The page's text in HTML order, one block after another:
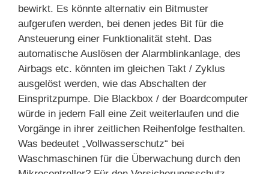
bewirkt. Es könnte alternativ ein Bitmuster
aufgerufen werden, bei denen jedes Bit für die
Ansteuerung einer Funktionalität steht. Das
automatische Auslösen der Alarmblinkanlage, des
Airbags etc. könnten im gleichen Takt / Zyklus
ausgelöst werden, wie das Abschalten der
Einspritzpumpe. Die Blackbox / der Boardcomputer
würde in jedem Fall eine Zeit weiterlaufen und die
Vorgänge in ihrer zeitlichen Reihenfolge festhalten.
Was bedeutet „Vollwasserschutz“ bei
Waschmaschinen für die Überwachung durch den